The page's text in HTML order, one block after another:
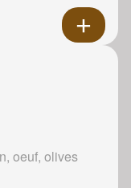
oeuf, olives